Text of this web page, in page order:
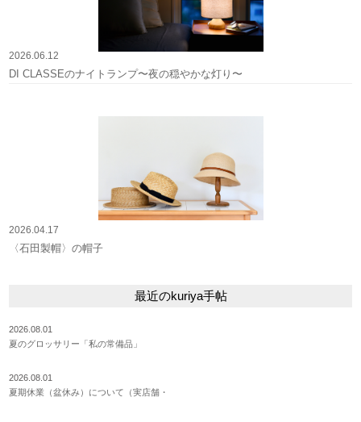
2026.06.12
DI CLASSEのナイトランプ〜夜の穏やかな灯り〜
2026.04.17
〈石田製帽〉の帽子
最近のkuriya手帖
2026.08.01
夏のグロッサリー「私の常備品」
2026.08.01
夏期休業（盆休み）について（実店舗・